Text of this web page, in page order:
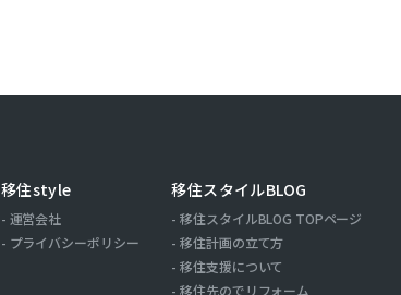
氏名，住所，連絡先，支払方法などの登録情報
およびそれらの代金などに関する情報を表示す
（2）ユーザーにお知らせや連絡をするために
商品を送付したり必要に応じて連絡したりする
移住style
運営会社
プライバシーポリシー
移住スタイルBLOG
移住スタイルBLOG TOPページ
移住計画の立て方
移住支援について
移住先のでリフォーム